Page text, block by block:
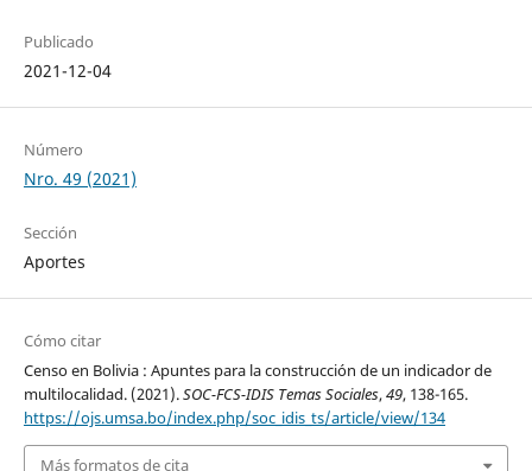
Publicado
2021-12-04
Número
Nro. 49 (2021)
Sección
Aportes
Cómo citar
Censo en Bolivia : Apuntes para la construcción de un indicador de
multilocalidad. (2021).SOC-FCS-IDIS Temas Sociales,49, 138-165.
https://ojs.umsa.bo/index.php/soc_idis_ts/article/view/134
Más formatos de cita